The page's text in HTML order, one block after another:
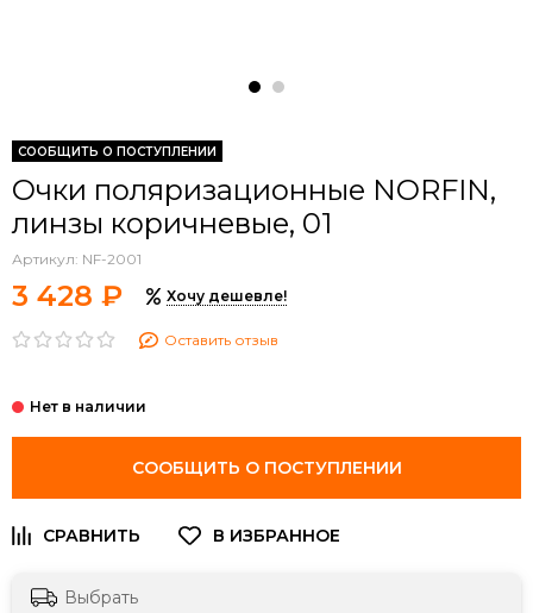
СООБЩИТЬ О ПОСТУПЛЕНИИ
Очки поляризационные NORFIN,
линзы коричневые, 01
Артикул: NF-2001
3 428 ₽ Хочу дешевле!
Оставить отзыв
СООБЩИТЬ О ПОСТУПЛЕНИИ
Выбрать